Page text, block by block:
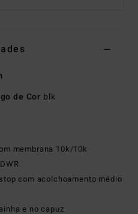
de Cor blk
membrana 10k/10k
com acolchoamento médio
e no capuz